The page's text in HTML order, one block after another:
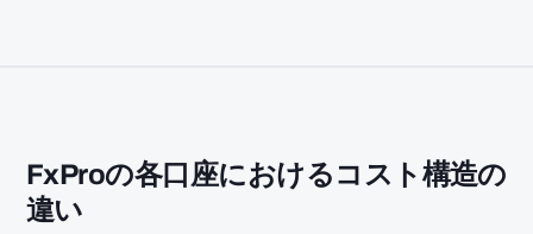
FxProの各口座におけるコスト構造の
違い